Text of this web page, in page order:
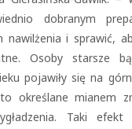
dobranym
nawilżenia i sprawić,
Osoby starsze
pojawiły się na
określane mianem
Taki efekt